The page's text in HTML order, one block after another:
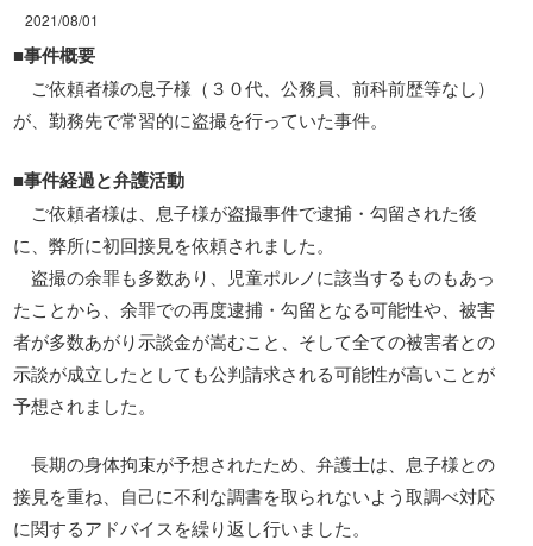
2021/08/01
■事件概要
ご依頼者様の息子様（３０代、公務員、前科前歴等なし）
が、勤務先で常習的に盗撮を行っていた事件。
■事件経過と弁護活動
ご依頼者様は、息子様が盗撮事件で逮捕・勾留された後
に、弊所に初回接見を依頼されました。
盗撮の余罪も多数あり、児童ポルノに該当するものもあっ
たことから、余罪での再度逮捕・勾留となる可能性や、被害
者が多数あがり示談金が嵩むこと、そして全ての被害者との
示談が成立したとしても公判請求される可能性が高いことが
予想されました。
長期の身体拘束が予想されたため、弁護士は、息子様との
接見を重ね、自己に不利な調書を取られないよう取調べ対応
に関するアドバイスを繰り返し行いました。